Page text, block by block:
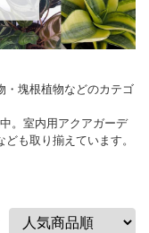
・塊根植物などのカテゴ
。室内用アクアガーデ
も取り揃えています。